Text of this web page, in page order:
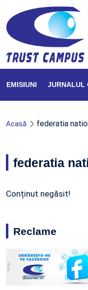
EMISIUNI JURNALUL
Acasă federatia
federatia
Conținut negăsit!
Reclame